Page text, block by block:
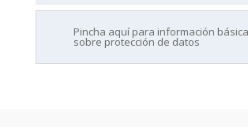
Pincha aquí para información básica
sobre protección de datos